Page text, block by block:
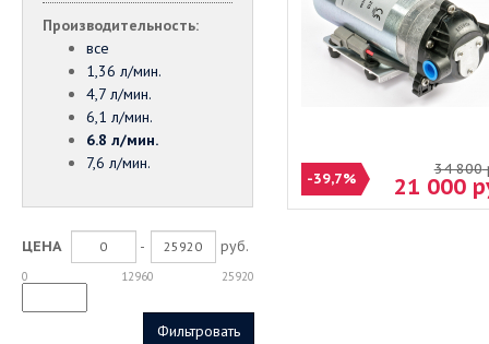
Производительность:
все
1,36 л/мин.
4,7 л/мин.
6,1 л/мин.
6.8 л/мин.
7,6 л/мин.
ЦЕНА - руб.
0 12960 25920
-39,7%
34 800
21 000